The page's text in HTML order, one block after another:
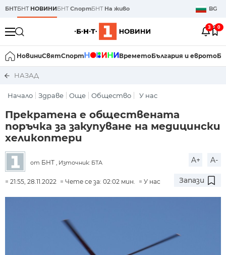
БНТБНТ НОВИНИБНТСпортБНТ На живо BG
3 0
НовиниСвятСпорт ВреметоБългария и еврото
НАЗАД
Начало Здраве Още Общество У нас
Прекратена е обществената
поръчка за закупуване на медицински
хеликоптери
от БНТ , Източник: БТА A+ A-
21:55, 28.11.2022 Чете се за: 02:02 мин. У нас Запази